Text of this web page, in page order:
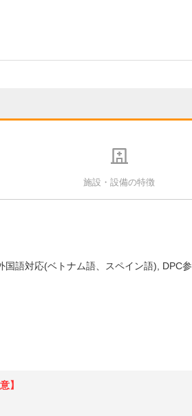
施設・設備の特徴
国語対応(ベトナム語、スペイン語)
DPC参
】